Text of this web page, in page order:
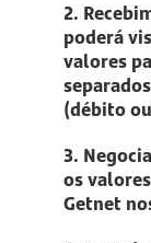
2.
poderá
valores
(débito
3.
os
Getnet